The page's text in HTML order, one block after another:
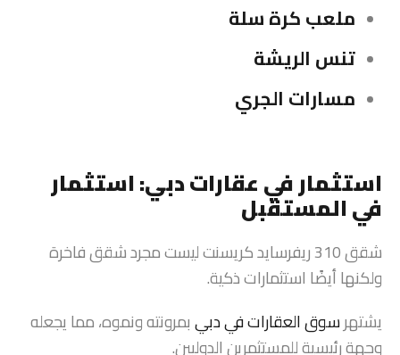
ملعب كرة سلة
تنس الريشة
مسارات الجري
استثمار في عقارات دبي: استثمار
في المستقبل
شقق 310 ريفرسايد كريسنت ليست مجرد شقق فاخرة
ولكنها أيضًا استثمارات ذكية.
يشتهرسوق العقارات في دبيبمرونته ونموه، مما يجعله
وجهة رئيسية للمستثمرين الدوليين.